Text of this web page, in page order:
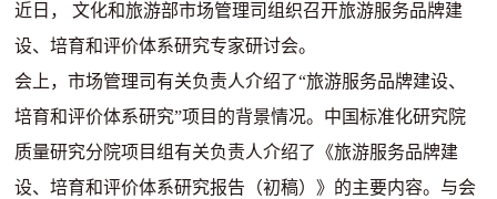
近日，
文化和旅游部市场管理司组织召开旅游服务品牌建
设、培育和评价体系研究专家研讨会。
会上，市场管理司有关负责人介绍了“旅游服务品牌建设、
培育和评价体系研究”项目的背景情况。中国标准化研究院
质量研究分院项目组有关负责人介绍了《旅游服务品牌建
设、培育和评价体系研究报告（初稿）》的主要内容。与会